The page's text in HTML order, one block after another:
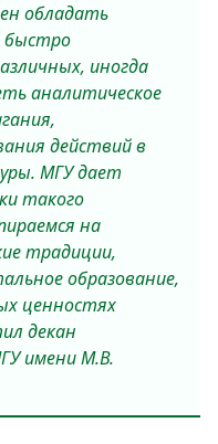
обладать
быстро
иногда
аналитическое
действий в
МГУ дает
такого
на
традиции,
образование,
ценностях
декан
имени М.В.